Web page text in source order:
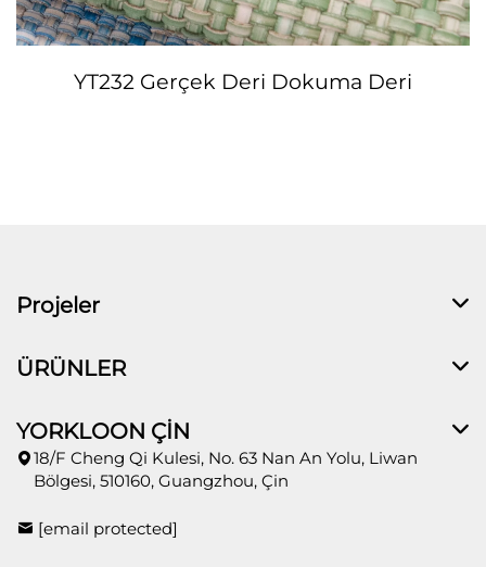
YT232 Gerçek Deri Dokuma Deri
Projeler
ÜRÜNLER
YORKLOON ÇİN
18/F Cheng Qi Kulesi, No. 63 Nan An Yolu, Liwan
Bölgesi, 510160, Guangzhou, Çin
[email protected]